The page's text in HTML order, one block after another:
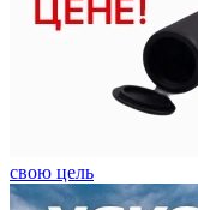
свою цель